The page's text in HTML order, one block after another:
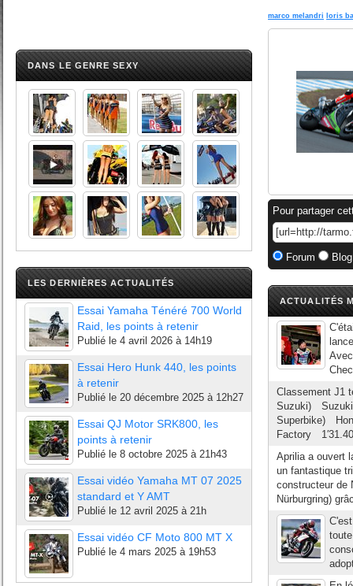
DANS LE GENRE SEXY
LES DERNIÈRES ACTUALITÉS
Essai Yamaha Ténéré 700 World
Raid, les points à retenir
Publié le 4 avril 2026 à 14h19
Essai Hero Hunk 440, les points
à retenir
Publié le 20 décembre 2025 à 12h27
Essai QJ Motor SRK800, les
points à retenir
Publié le 8 octobre 2025 à 21h43
Essai vidéo Yamaha MT 07 2025
standard et Y AMT
Publié le 12 avril 2025 à 21h
Essai vidéo CF Moto 800 MT X
Publié le 4 mars 2025 à 19h53
marco melandri loris
Pour partager
Forum
ACTUALITÉS
Classement J1
Suzuki) Suzuki
Superbike)
Factory
Aprilia a ouvert
un fantastique
constructeur de
Nürburgring)